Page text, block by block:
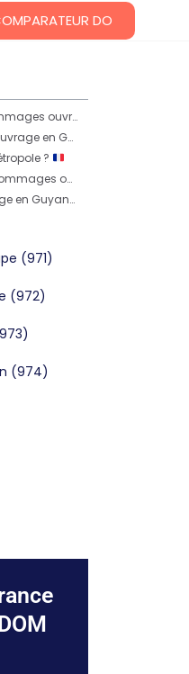
DO
Pourquoi souscrire une assurance dommages ouvrage en Guyane ?
Que couvre l’assurance dommages ouvrage en Guyane ?
?
Comment souscrire une assurance dommages ouvrage en Guyane ?
Prix de l’assurance dommages ouvrage en Guyane
(971)
(972)
(974)